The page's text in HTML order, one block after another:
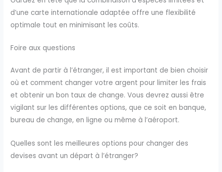
d’une carte internationale adaptée offre une flexibilité
optimale tout en minimisant les coûts.
Foire aux questions
Avant de partir à l’étranger, il est important de bien choisir
où et comment changer votre argent pour limiter les frais
et obtenir un bon taux de change. Vous devrez aussi être
vigilant sur les différentes options, que ce soit en banque,
bureau de change, en ligne ou même à l’aéroport.
Quelles sont les meilleures options pour changer des
devises avant un départ à l’étranger?